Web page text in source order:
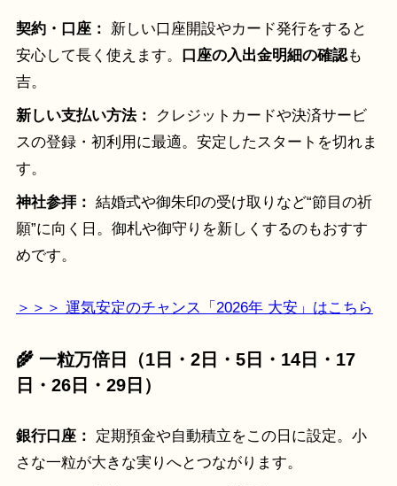
契約・口座：
新しい口座開設やカード発行をすると
安心して長く使えます。
口座の入出金明細の確認も
吉。
新しい支払い方法：
クレジットカードや決済サービ
スの登録・初利用に最適。安定したスタートを切れま
す。
神社参拝： 結婚式や御朱印の受け取りなど“節目の祈
願”に向く日。御札や御守りを新しくするのもおすす
めです。
＞＞＞ 運気安定のチャンス「2026年 大安」はこちら
🌾 一粒万倍日（1日・2日・5日・14日・17
日・26日・29日）
銀行口座：
定期預金や自動積立をこの日に設定。小
さな一粒が大きな実りへとつながります。